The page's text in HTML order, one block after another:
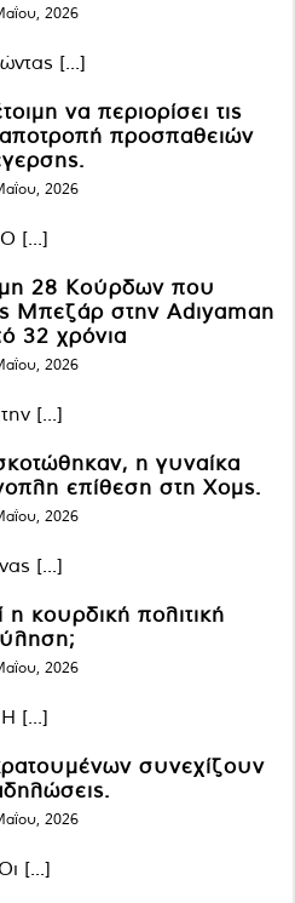
2026
[...]
να περιορίσει τις
προσπαθειών
2026
Ο [...]
28 Κούρδων που
Μπεζάρ στην Adıyaman
32 χρόνια
2026
[...]
η γυναίκα
επίθεση στη Χομς.
2026
[...]
κουρδική πολιτική
2026
Η [...]
συνεχίζουν
2026
Οι [...]